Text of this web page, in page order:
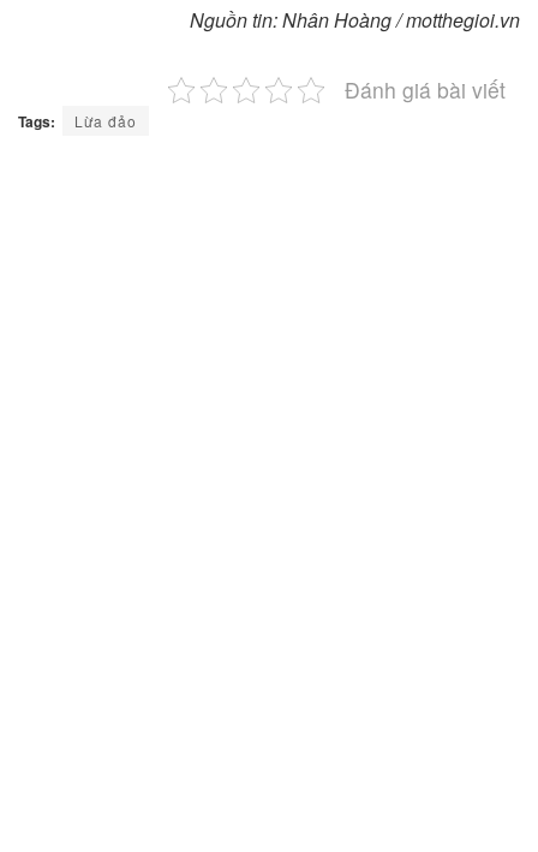
Nguồn tin: Nhân Hoàng / motthegioi.vn
Đánh giá bài viết
Tags: Lừa đảo